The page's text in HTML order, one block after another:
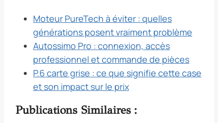
Moteur PureTech à éviter : quelles
générations posent vraiment problème
Autossimo Pro : connexion, accès
professionnel et commande de pièces
P.6 carte grise : ce que signifie cette case
et son impact sur le prix
Publications Similaires :